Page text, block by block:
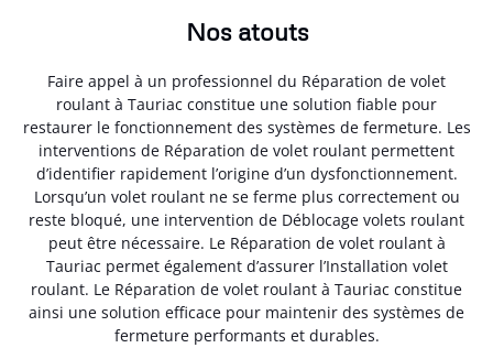
Nos atouts
Faire appel à un professionnel du Réparation de volet
roulant à Tauriac constitue une solution fiable pour
restaurer le fonctionnement des systèmes de fermeture. Les
interventions de Réparation de volet roulant permettent
d’identifier rapidement l’origine d’un dysfonctionnement.
Lorsqu’un volet roulant ne se ferme plus correctement ou
reste bloqué, une intervention de Déblocage volets roulant
peut être nécessaire. Le Réparation de volet roulant à
Tauriac permet également d’assurer l’Installation volet
roulant. Le Réparation de volet roulant à Tauriac constitue
ainsi une solution efficace pour maintenir des systèmes de
fermeture performants et durables.